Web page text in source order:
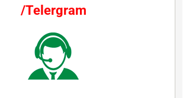
/Telergram